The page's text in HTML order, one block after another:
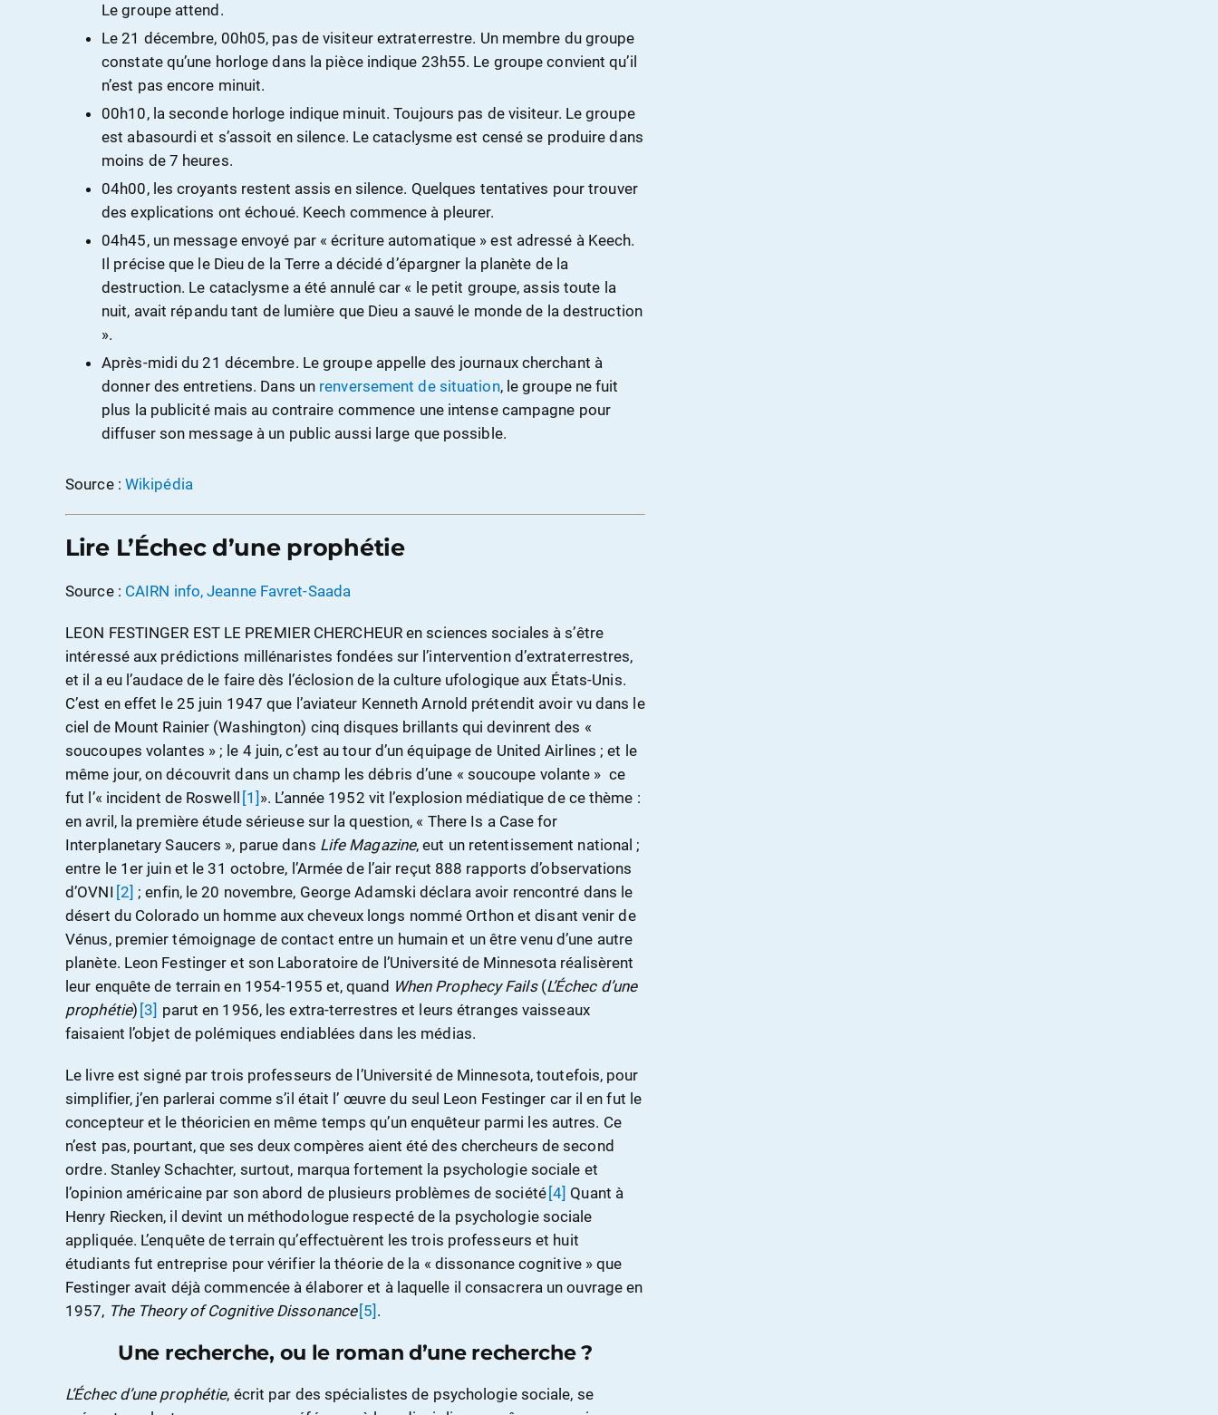
Le groupe attend.
Le21 décembre, 00h05, pas de visiteur extraterrestre. Un membre du groupe
constate qu’une horloge dans la pièce indique 23h55. Le groupe convient qu’il
n’est pas encore minuit.
00h10, la seconde horloge indique minuit. Toujours pas de visiteur. Le groupe
est abasourdi et s’assoit en silence. Le cataclysme est censé se produire dans
moins de 7 heures.
04h00, les croyants restent assis en silence. Quelques tentatives pour trouver
des explications ont échoué. Keech commence à pleurer.
04h45, un message envoyé par « écriture automatique » est adressé à Keech.
Il précise que le Dieu de la Terre a décidé d’épargner la planète de la
destruction. Le cataclysme a été annulé car « le petit groupe, assis toute la
nuit, avait répandu tant de lumière que Dieu a sauvé le monde de la destruction
».
Après-midi du21 décembre. Le groupe appelle des journaux cherchant à
donner des entretiens. Dans un renversement de situation, le groupe ne fuit
plus la publicité mais au contraire commence une intense campagne pour
diffuser son message à un public aussi large que possible.
Source : Wikipédia
Lire L’Échec d’une prophétie
Source : CAIRN info, Jeanne Favret-Saada
LEON FESTINGER EST LE PREMIER CHERCHEUR en sciences sociales à s’être
intéressé aux prédictions millénaristes fondées sur l’intervention d’extraterrestres,
et il a eu l’audace de le faire dès l’éclosion de la culture ufologique aux États-Unis.
C’est en effet le 25 juin 1947 que l’aviateur Kenneth Arnold prétendit avoir vu dans le
ciel de Mount Rainier (Washington) cinq disques brillants qui devinrent des «
soucoupes volantes » ; le 4 juin, c’est au tour d’un équipage de United Airlines ; et le
même jour, on découvrit dans un champ les débris d’une « soucoupe volante » ­ ce
fut l’« incident de Roswell
[1] ». L’année 1952 vit l’explosion médiatique de ce thème :
en avril, la première étude sérieuse sur la question, « There Is a Case for
Interplanetary Saucers », parue dans Life Magazine, eut un retentissement national ;
entre le 1er juin et le 31 octobre, l’Armée de l’air reçut 888 rapports d’observations
d’OVNI [2] ; enfin, le 20 novembre, George Adamski déclara avoir rencontré dans le
désert du Colorado un homme aux cheveux longs nommé Orthon et disant venir de
Vénus, premier témoignage de contact entre un humain et un être venu d’une autre
planète. Leon Festinger et son Laboratoire de l’Université de Minnesota réalisèrent
leur enquête de terrain en 1954-1955 et, quand When Prophecy Fails(L’Échec d’une
prophétie) [3] parut en 1956, les extra-terrestres et leurs étranges vaisseaux
faisaient l’objet de polémiques endiablées dans les médias.
Le livre est signé par trois professeurs de l’Université de Minnesota, toutefois, pour
simplifier, j’en parlerai comme s’il était l’ œuvre du seul Leon Festinger car il en fut le
concepteur et le théoricien en même temps qu’un enquêteur parmi les autres. Ce
n’est pas, pourtant, que ses deux compères aient été des chercheurs de second
ordre. Stanley Schachter, surtout, marqua fortement la psychologie sociale et
l’opinion américaine par son abord de plusieurs problèmes de société [4] Quant à
Henry Riecken, il devint un méthodologue respecté de la psychologie sociale
appliquée. L’enquête de terrain qu’effectuèrent les trois professeurs et huit
étudiants fut entreprise pour vérifier la théorie de la « dissonance cognitive » que
Festinger avait déjà commencée à élaborer et à laquelle il consacrera un ouvrage en
1957, The Theory of Cognitive Dissonance [5] .
Une recherche, ou le roman d’une recherche ?
L’Échec d’une prophétie, écrit par des spécialistes de psychologie sociale, se